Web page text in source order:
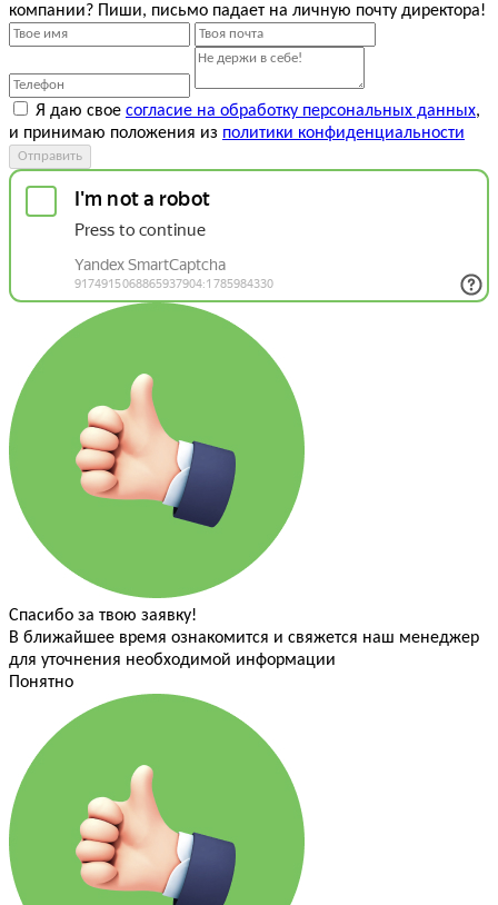
компании? Пиши, письмо падает на личную почту директора!
Я даю свое согласие на обработку персональных данных,
и принимаю положения из политики конфиденциальности
Отправить
Спасибо за твою заявку!
В ближайшее время ознакомится и свяжется наш менеджер
для уточнения необходимой информации
Понятно